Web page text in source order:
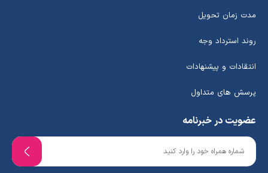
مدت زمان تحویل
روند استرداد وجه
انتقادات و پیشنهادات
پرسش های متداول
عضویت در خبرنامه